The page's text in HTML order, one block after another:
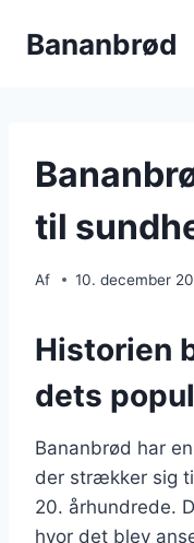
Bananbrød
til
Af 10. december
Historien
dets
Bananbrød har
der strækker sig
20. århundrede.
hvor det blev